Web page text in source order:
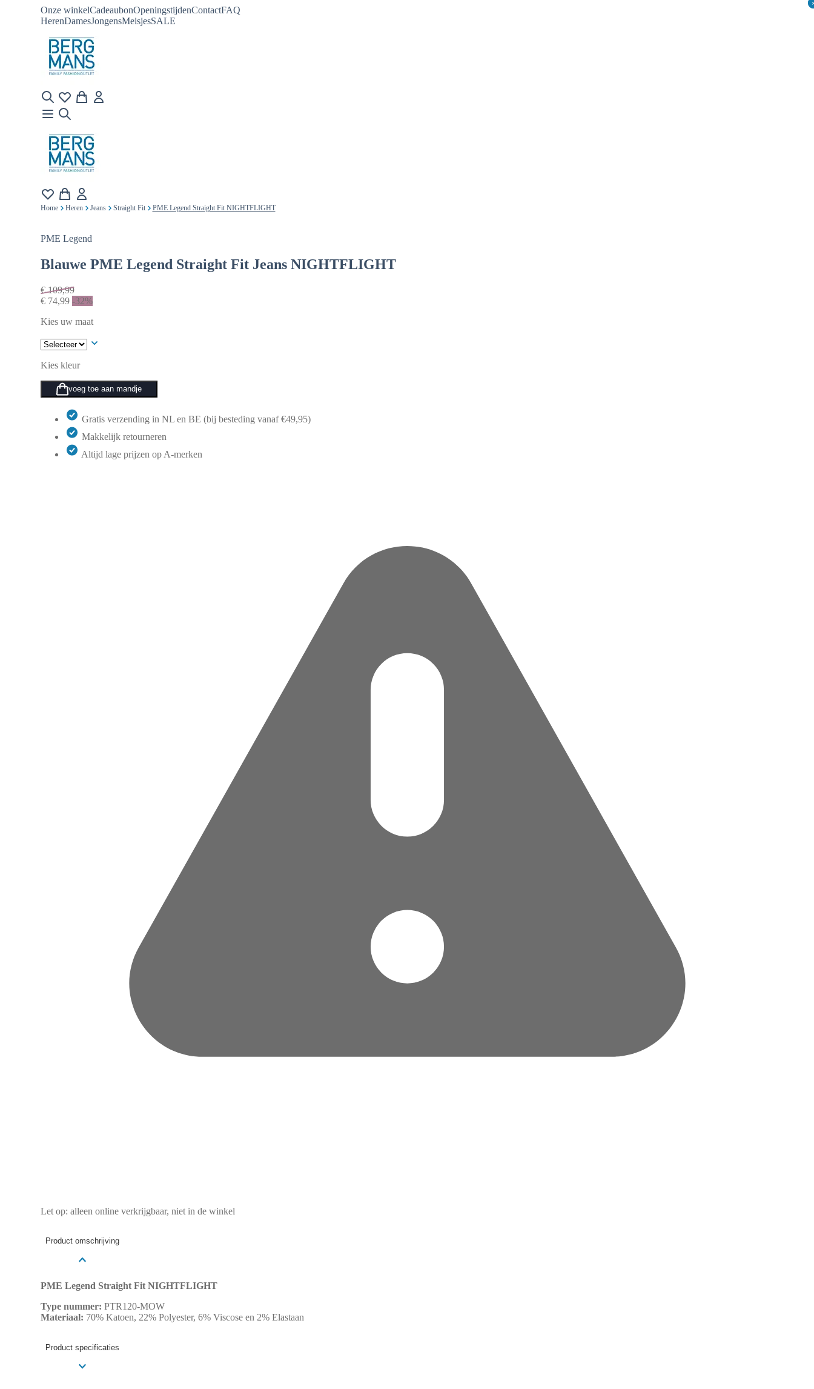
Onze winkelCadeaubonOpeningstijdenContactFAQ
HerenDamesJongensMeisjesSALE
Home Heren Jeans Straight Fit PME Legend Straight Fit NIGHTFLIGHT
PME Legend
Blauwe PME Legend Straight Fit Jeans NIGHTFLIGHT
€109,99
€74,99 -32%
Kies uw maat
Kies kleur
voeg toe aan mandje
Gratis verzending in NL en BE (bij besteding vanaf €49,95)
Makkelijk retourneren
Altijd lage prijzen op A-merken
Let op: alleen online verkrijgbaar, niet in de winkel
Product omschrijving
PME Legend Straight Fit NIGHTFLIGHT
Type nummer: PTR120-MOW
Materiaal: 70% Katoen, 22% Polyester, 6% Viscose en 2% Elastaan
Product specificaties